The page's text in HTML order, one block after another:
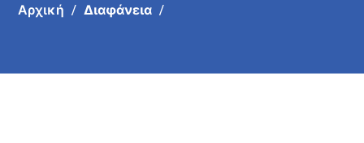
Αρχική Διαφάνεια